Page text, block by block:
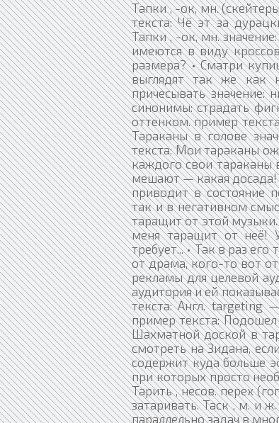
Тапки , -ок, мн.
текста: Чё эт за
Тапки , -ок, мн.
имеются в виду
размера? • Сматри
выглядят так же как
причесывать значение:
синонимы: страдать
оттенком. пример
Тараканы в голове
текста: Мои тараканы
каждого свои тараканы
мешают — какая досада!
приводит в состояние
так и в негативном
таращит от этой музыки.
меня таращит от неё!
требует... • Так в раз
от драма, кого-то вот
рекламы для целевой
аудитория и ей
текста: Англ. targeting
пример текста:
Шахматной доской в
смотреть на Зидана,
содержит куда больше
при которых просто
Тарить , несов. перех
затаривать. Таск , м. и
параллельно задач в